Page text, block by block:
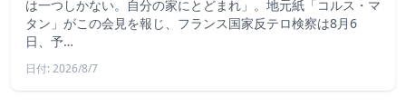
は一つしかない。自分の家にとどまれ」。地元紙「コルス・マ
タン」がこの会見を報じ、フランス国家反テロ検察は8月6
日、予…
日付: 2026/8/7